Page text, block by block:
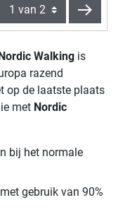
Pagina
Walking is
razend
op de laatste plaats
met Nordic
bij het normale
gebruik van 90%